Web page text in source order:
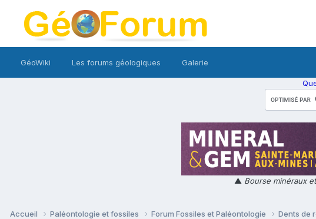
GéoWiki Les forums géologiques Galerie
▲ Bourse minéraux
Accueil Paléontologie et fossiles Forum Fossiles et Paléontologie Dents de